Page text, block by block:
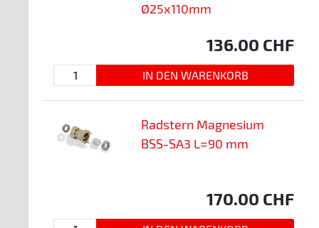
Ø25x110mm
136.00 CHF
Radstern Magnesium
BSS-SA3 L=90 mm
170.00 CHF